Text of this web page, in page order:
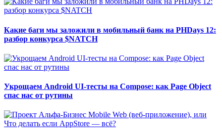
Какие баги мы заложили в мобильный банк на PHDays 12:
разбор конкурса $NATCH
Укрощаем Android UI-тесты на Compose: как Page Object
спас нас от рутины